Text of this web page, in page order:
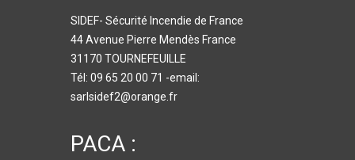
SIDEF- Sécurité Incendie de France
44 Avenue Pierre Mendès France
31170 TOURNEFEUILLE
Tél: 09 65 20 00 71 -email:
sarlsidef2@orange.fr
PACA :